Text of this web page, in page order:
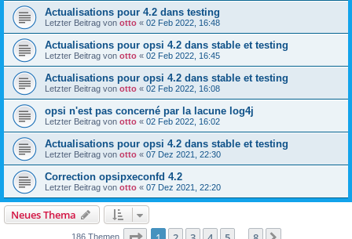
Actualisations pour 4.2 dans testing
Letzter Beitrag von otto « 02 Feb 2022, 16:48
Actualisations pour opsi 4.2 dans stable et testing
Letzter Beitrag von otto « 02 Feb 2022, 16:45
Actualisations pour opsi 4.2 dans stable et testing
Letzter Beitrag von otto « 02 Feb 2022, 16:08
opsi n'est pas concerné par la lacune log4j
Letzter Beitrag von otto « 02 Feb 2022, 16:02
Actualisations pour opsi 4.2 dans stable et testing
Letzter Beitrag von otto « 07 Dez 2021, 22:30
Correction opsipxeconfd 4.2
Letzter Beitrag von otto « 07 Dez 2021, 22:20
Neues Thema
186 Themen